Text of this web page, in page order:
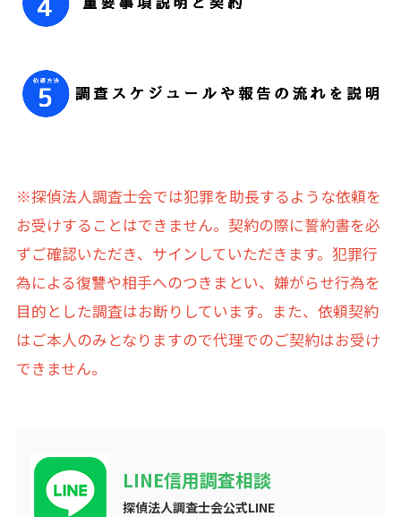
※探偵法人調査士会では犯罪を助長するような依頼を
お受けすることはできません。契約の際に誓約書を必
ずご確認いただき、サインしていただきます。犯罪行
為による復讐や相手へのつきまとい、嫌がらせ行為を
目的とした調査はお断りしています。また、依頼契約
はご本人のみとなりますので代理でのご契約はお受け
できません。
LINE信用調査相談
探偵法人調査士会公式LINE